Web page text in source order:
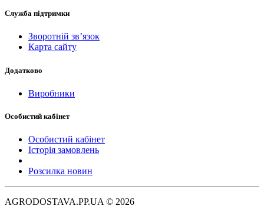
Служба підтримки
Зворотній зв’язок
Карта сайту
Додатково
Виробники
Особистий кабінет
Особистий кабінет
Історія замовлень
Розсилка новин
AGRODOSTAVA.PP.UA © 2026